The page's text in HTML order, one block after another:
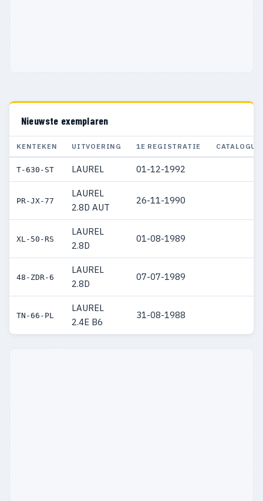
Nieuwste exemplaren
KENTEKEN UITVOERING 1E REGISTRATIE
T-630-ST LAUREL 01-12-1992
PR-JX-77
LAUREL
2.8D AUT
26-11-1990
XL-50-RS
LAUREL
2.8D
01-08-1989
48-ZDR-6
LAUREL
2.8D
07-07-1989
TN-66-PL
LAUREL
2.4E B6
31-08-1988